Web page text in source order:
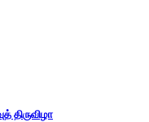
திருவிழா